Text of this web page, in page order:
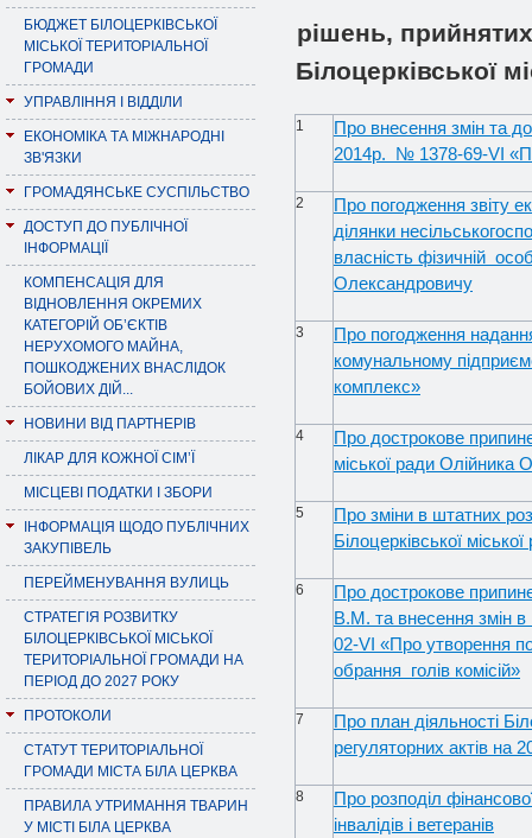
БЮДЖЕТ БІЛОЦЕРКІВСЬКОЇ
МІСЬКОЇ ТЕРИТОРІАЛЬНОЇ
ГРОМАДИ
УПРАВЛІННЯ І ВІДДІЛИ
ЕКОНОМІКА ТА МІЖНАРОДНІ
ЗВ'ЯЗКИ
ГРОМАДЯНСЬКЕ СУСПІЛЬСТВО
ДОСТУП ДО ПУБЛІЧНОЇ
ІНФОРМАЦІЇ
КОМПЕНСАЦІЯ ДЛЯ
ВІДНОВЛЕННЯ ОКРЕМИХ
КАТЕГОРІЙ ОБ’ЄКТІВ
НЕРУХОМОГО МАЙНА,
ПОШКОДЖЕНИХ ВНАСЛІДОК
БОЙОВИХ ДІЙ...
НОВИНИ ВІД ПАРТНЕРІВ
ЛІКАР ДЛЯ КОЖНОЇ СІМ’Ї
МІСЦЕВІ ПОДАТКИ І ЗБОРИ
ІНФОРМАЦІЯ ЩОДО ПУБЛІЧНИХ
ЗАКУПІВЕЛЬ
ПЕРЕЙМЕНУВАННЯ ВУЛИЦЬ
СТРАТЕГІЯ РОЗВИТКУ
БІЛОЦЕРКІВСЬКОЇ МІСЬКОЇ
ТЕРИТОРІАЛЬНОЇ ГРОМАДИ НА
ПЕРІОД ДО 2027 РОКУ
ПРОТОКОЛИ
СТАТУТ ТЕРИТОРІАЛЬНОЇ
ГРОМАДИ МІСТА БІЛА ЦЕРКВА
ПРАВИЛА УТРИМАННЯ ТВАРИН
У МІСТІ БІЛА ЦЕРКВА
рішень,
Білоцерківської
1
Про внесення змін та
2014р. № 1378-69-VІ
2
Про погодження звіту
ділянки
власність фізичній
Олександровичу
3
Про погодження
комунальному
комплекс»
4
Про дострокове
міської ради Олійника
5
Про зміни в штатних
Білоцерківської
6
Про дострокове
В.М. та внесення змін в
02-VІ «Про утворення
обрання голів комісій»
7
Про план діяльності
регуляторних актів на
8
Про розподіл
інвалідів і ветеранів